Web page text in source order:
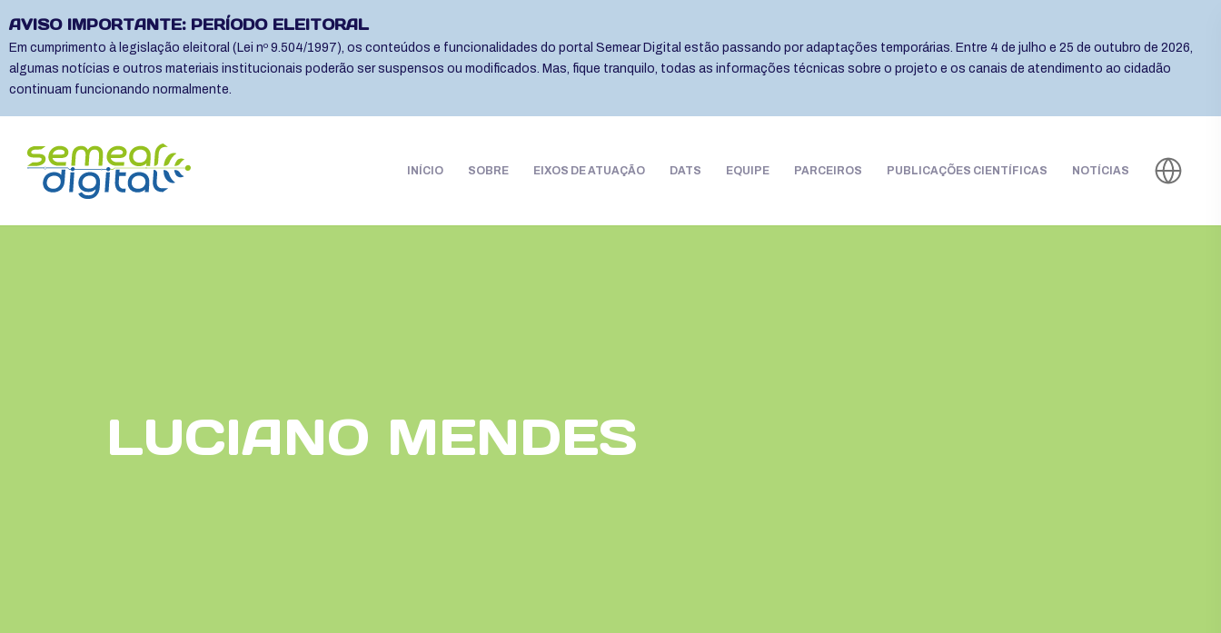
AVISO IMPORTANTE: PERÍODO ELEITORAL
Em cumprimento à legislação eleitoral (Lei nº 9.504/1997), os conteúdos e funcionalidades do portal Semear Digital estão passando por adaptações temporárias. Entre 4 de julho e 25 de outubro de 2026,
algumas notícias e outros materiais institucionais poderão ser suspensos ou modificados. Mas, fique tranquilo, todas as informações técnicas sobre o projeto e os canais de atendimento ao cidadão
continuam funcionando normalmente.
INÍCIO SOBRE EIXOS DE ATUAÇÃO DATS EQUIPE PARCEIROS PUBLICAÇÕES CIENTÍFICAS NOTÍCIAS
LUCIANO MENDES